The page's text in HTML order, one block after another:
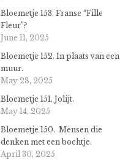
Bloemetje 153. Franse “Fille
Fleur”?
June 11, 2025
Bloemetje 152. In plaats van een
muur.
May 28, 2025
Bloemetje 151. Jolijt.
May 14, 2025
Bloemetje 150. Mensen die
denken met een bochtje.
April 30, 2025